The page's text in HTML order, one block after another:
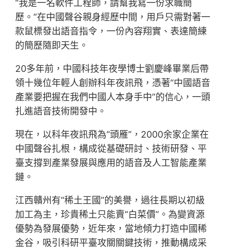
“我是一名軟件工程師，請幫我寫一份求職簡
歷。”在中國聲谷親身經歷中間，用戶只需對著一
款鼠標發出語音指令，一份內容翔實、表達簡練
的簡歷隨即天生。
20多年前，中國科技年夜學博士劉慶峰畢業后帶
領十幾位年輕人創辦科年夜訊飛，憑著“中國語音
產業要把握在我們中國人本身手中”的信心，一頭
扎進語音技術開發中。
現在，以科年夜訊飛為“頭雁”，2000余家企業在
中國聲谷扎根，構成從基礎研討、技術研發、平
臺支撐到產業發展與應用的語音及人工智能產業
鏈。
江西贛州有“稀土王國”的美譽，過往長期以初級
加工為主，珍貴稀土只能賣“白菜價”。為變資源
優勢為發展優勢，近年來，當地傾力打造中國稀
金谷，吸引科研平臺攻關關鍵技術，推動構成采